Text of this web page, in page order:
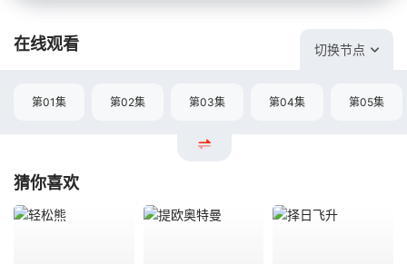
在线观看 切换节点
第01集 第02集 第03集 第04集 第05集
猜你喜欢